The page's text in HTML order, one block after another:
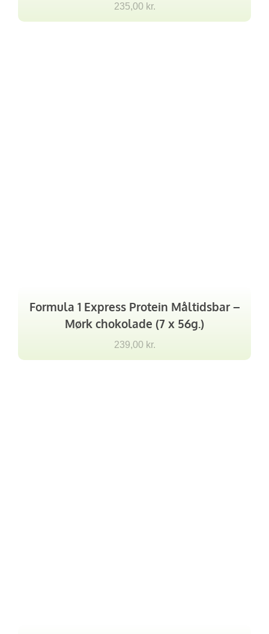
235,00 kr.
Formula 1 Express Protein Måltidsbar –
Mørk chokolade (7 x 56g.)
239,00 kr.